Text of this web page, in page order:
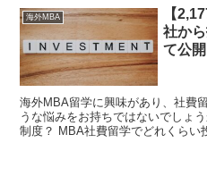
海外MBA
【
社か
て公開
海外MBA留学に興味があり、社費
うな悩みをお持ちではないでしょ
制度？ MBA社費留学でどれくらい